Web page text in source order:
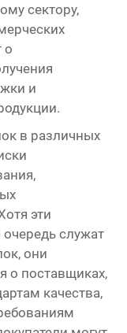
сектору,
о
и
в различных
эти
служат
они
о поставщиках,
качества,